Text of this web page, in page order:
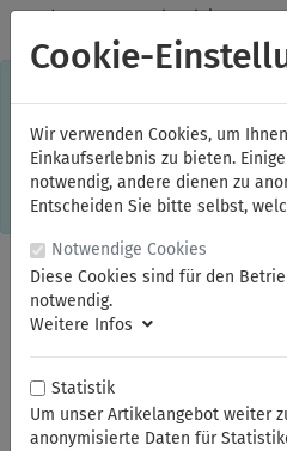
✓Jeden Monat starke Aktionen
Kostenlose Lieferung im Inland
Einkaufserlebnis. Dabei werden
Informationen oder die
gespeichert. Ohne Cookies ist
Online-Shops eingeschränkt.
einverstanden, klicken Sie bitte
Cookie-
Wir verwenden Cookies, um
Einkaufserlebnis zu bieten.
notwendig, andere dienen zu
Entscheiden Sie bitte selbst,
Notwendige Cookies
Diese Cookies sind für den
notwendig.
Weitere Infos
Statistik
Um unser Artikelangebot weiter
anonymisierte Daten für